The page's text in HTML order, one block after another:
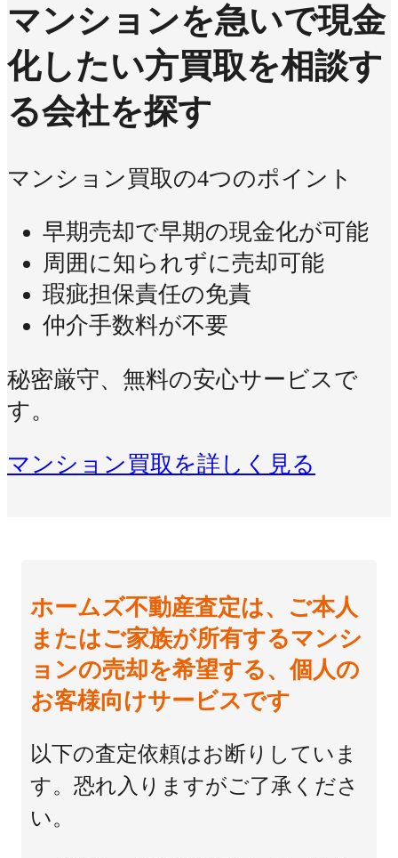
マンションを急いで現金
化したい方買取を相談す
る会社を探す
マンション買取の4つのポイント
早期売却で早期の現金化が可能
周囲に知られずに売却可能
瑕疵担保責任の免責
仲介手数料が不要
秘密厳守、無料の安心サービスで
す。
マンション買取を詳しく見る
ホームズ不動産査定は、ご本人
またはご家族が所有するマンシ
ョンの売却を希望する、個人の
お客様向けサービスです
以下の査定依頼はお断りしていま
す。恐れ入りますがご了承くださ
い。